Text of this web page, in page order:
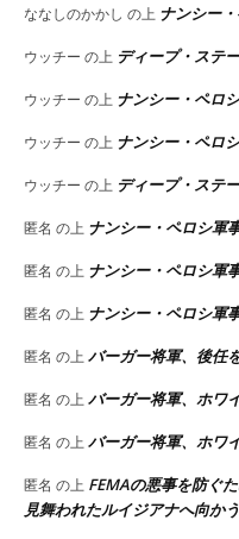
ななしのかかし の上 ナンシー
ウッチー の上 ディープ・ステ
ウッチー の上 ナンシー・ペロ
ウッチー の上 ナンシー・ペロ
ウッチー の上 ディープ・ステ
匿名 の上 ナンシー・ペロシ軍
匿名 の上 ナンシー・ペロシ軍
匿名 の上 ナンシー・ペロシ軍
匿名 の上 バーガー将軍、後任
匿名 の上 バーガー将軍、ホワ
匿名 の上 バーガー将軍、ホワ
匿名 の上 FEMAの悪事を防ぐ
見舞われたルイジアナへ向かう